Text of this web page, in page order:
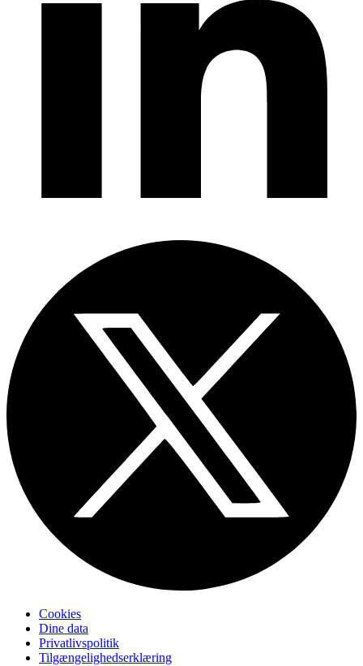
Cookies
Dine data
Privatlivspolitik
Tilgængelighedserklæring